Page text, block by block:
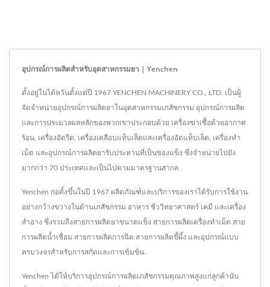
อุปกรณ์การผลิตสำหรับอุตสาหกรรมยา | Yenchen
ตั้งอยู่ในไต้หวันตั้งแต่ปี 1967 YENCHEN MACHINERY CO., LTD. เป็นผู้
จัดจำหน่ายอุปกรณ์การผลิตยาในอุตสาหกรรมเภสัชกรรม อุปกรณ์การผลิต
และการประมวลผลหลักของพวกเขาประกอบด้วย เครื่องฆ่าเชื้อด้วยอากาศ
ร้อน, เครื่องอัดรีด, เครื่องเคลือบแท็บเล็ตและเครื่องอัดแท็บเล็ต, เครื่องทำ
เม็ด และอุปกรณ์การผลิตยารับประทานที่เป็นของแข็ง ซึ่งจำหน่ายไปยัง
มากกว่า 70 ประเทศและเป็นไปตามมาตรฐานสากล.
Yenchen ก่อตั้งขึ้นในปี 1967 ผลิตภัณฑ์และบริการของเราได้รับการใช้งาน
อย่างกว้างขวางในด้านเภสัชกรรม อาหาร ชีววิทยาศาสตร์ เคมี และเครื่อง
สำอาง ซึ่งรวมถึงสายการผลิตยาขนาดแข็ง สายการผลิตเครื่องทำเม็ด สาย
การผลิตน้ำเชื่อม สายการผลิตการฉีด สายการผลิตขี้ผึ้ง และอุปกรณ์แบบ
ครบวงจรสำหรับการสกัดและการเข้มข้น.
Yenchen ได้ให้บริการอุปกรณ์การผลิตเภสัชกรรมคุณภาพสูงแก่ลูกค้านับ